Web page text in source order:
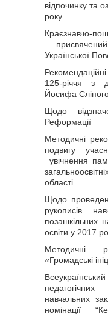
відпочинку та
року
Краєзнавчо-
Української
125-річчя з
Йосифа
Щодо
Реформації
Методичні
подвигу
увічнення
області
Щодо
рукописів
позашкільних
освіти у 2017
Методичні
«Громадські
навчальних
номінації